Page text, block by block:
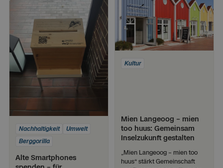
Nachhaltigkeit
Umwelt
Berggorilla
Alte Smartphones
Kultur
Mien Langeoog – mien
too huus: Gemeinsam
Inselzukunft gestalten
„Mien Langeoog – mien too
huus“ stärkt Gemeinschaft